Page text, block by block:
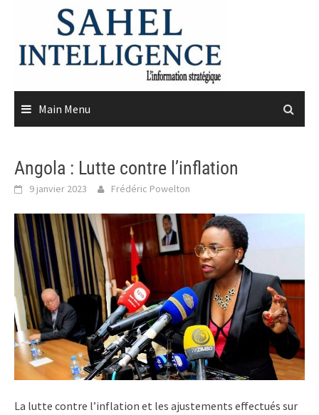
content
Main Menu
Angola : Lutte contre l’inflation
9 janvier 2023 Frédéric Powelton
La lutte contre l’inflation et les ajustements effectués sur